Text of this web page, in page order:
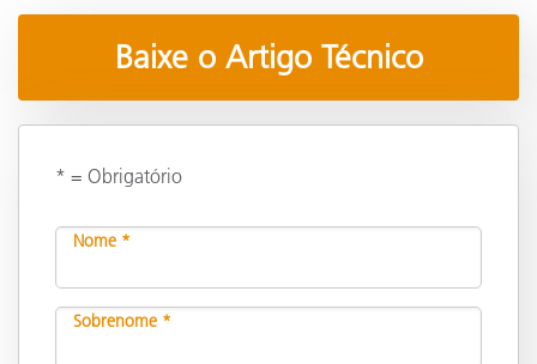
Baixe o Artigo Técnico
* = Obrigatório
Nome *
Sobrenome *